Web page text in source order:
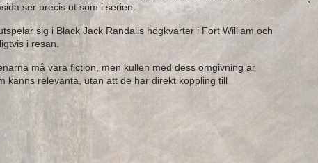
ser precis ut som i serien.
sig i Black Jack Randalls högkvarter i Fort William och
i resan.
må vara fiction, men kullen med dess omgivning är
känns relevanta, utan att de har direkt koppling till